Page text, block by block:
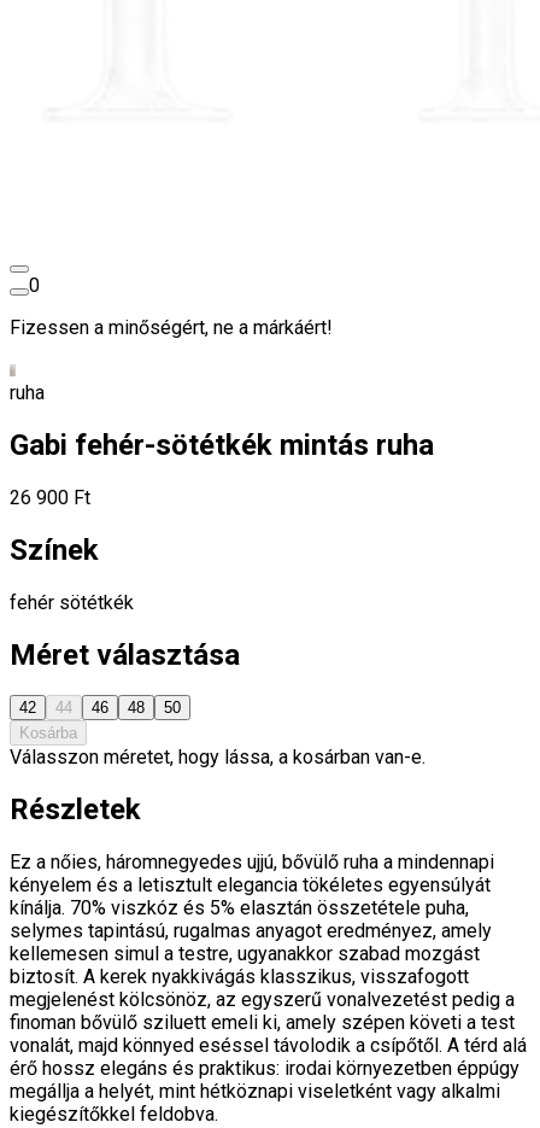
0
Fizessen a minőségért, ne a márkáért!
ruha
Gabi fehér-sötétkék mintás ruha
26 900 Ft
Színek
fehér sötétkék
Méret választása
42 44 46 48
50
Kosárba
Válasszon méretet, hogy lássa, a kosárban van-e.
Részletek
Ez a nőies, háromnegyedes ujjú, bővülő ruha a mindennapi
kényelem és a letisztult elegancia tökéletes egyensúlyát
kínálja. 70% viszkóz és 5% elasztán összetétele puha,
selymes tapintású, rugalmas anyagot eredményez, amely
kellemesen simul a testre, ugyanakkor szabad mozgást
biztosít. A kerek nyakkivágás klasszikus, visszafogott
megjelenést kölcsönöz, az egyszerű vonalvezetést pedig a
finoman bővülő sziluett emeli ki, amely szépen követi a test
vonalát, majd könnyed eséssel távolodik a csípőtől. A térd alá
érő hossz elegáns és praktikus: irodai környezetben éppúgy
megállja a helyét, mint hétköznapi viseletként vagy alkalmi
kiegészítőkkel feldobva.